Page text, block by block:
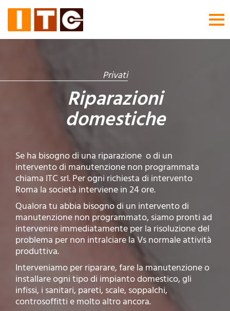
Privati
Riparazioni
domestiche
Se ha bisogno di una riparazione o di un
intervento di manutenzione non programmata
chiama ITC srl. Per ogni richiesta di intervento
Roma la società interviene in 24 ore.
Qualora tu abbia bisogno di un intervento di
manutenzione non programmato, siamo pronti ad
intervenire immediatamente per la risoluzione del
problema per non intralciare la Vs normale attività
produttiva.
Interveniamo per riparare, fare la manutenzione o
installare ogni tipo di impianto domestico, gli
infissi, i sanitari, pareti, scale, soppalchi,
controsoffitti e molto altro ancora.